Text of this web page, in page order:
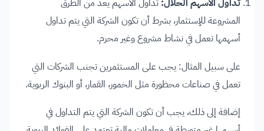
تداول الأسهم الحلال: تداول الأسهم يعد من الطرق
المشروعة للإستثمار، بشرط أن تكون الشركة التي يتم تداول
أسهمها تعمل في نشاط مشروع وغير محرم.
على سبيل المثال: يجب على المستثمرين تجنب الشركات التي
تعمل في صناعات محظورة مثل الخمور، القمار، أو البنوك الربوية.
إضافة إلى ذلك، يجب أن تكون الشركة التي يتم التداول في